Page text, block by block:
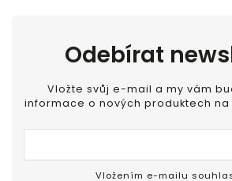
Odebírat
Vložte svůj e-mail a my vám
informace o nových produktech